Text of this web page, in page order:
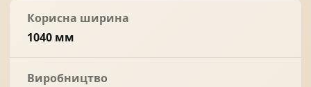
Корисна ширина
1040 мм
Виробництво